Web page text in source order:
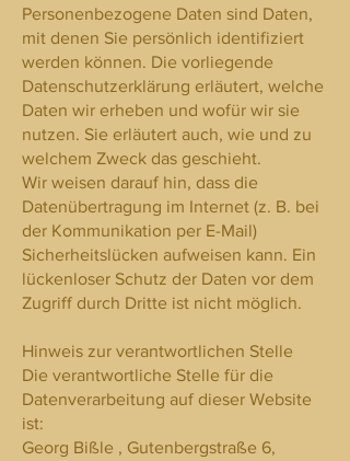
Personenbezogene Daten sind Daten,
mit denen Sie persönlich identifiziert
werden können. Die vorliegende
Datenschutzerklärung erläutert, welche
Daten wir erheben und wofür wir sie
nutzen. Sie erläutert auch, wie und zu
welchem Zweck das geschieht.
Wir weisen darauf hin, dass die
Datenübertragung im Internet (z. B. bei
der Kommunikation per E-Mail)
Sicherheitslücken aufweisen kann. Ein
lückenloser Schutz der Daten vor dem
Zugriff durch Dritte ist nicht möglich.
Hinweis zur verantwortlichen Stelle
Die verantwortliche Stelle für die
Datenverarbeitung auf dieser Website
ist:
Georg Bißle , Gutenbergstraße 6,